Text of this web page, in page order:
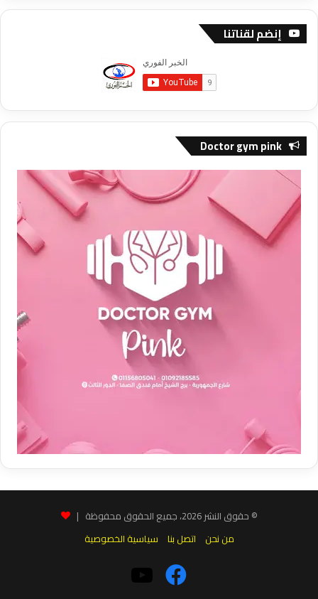
إنضم لقناتنا
Doctor gym pink
© حقوق النشر 2026، جميع الحقوق محفوظة |
من نحن
اتصل بنا سياسية الخصوصية
فيسبوك